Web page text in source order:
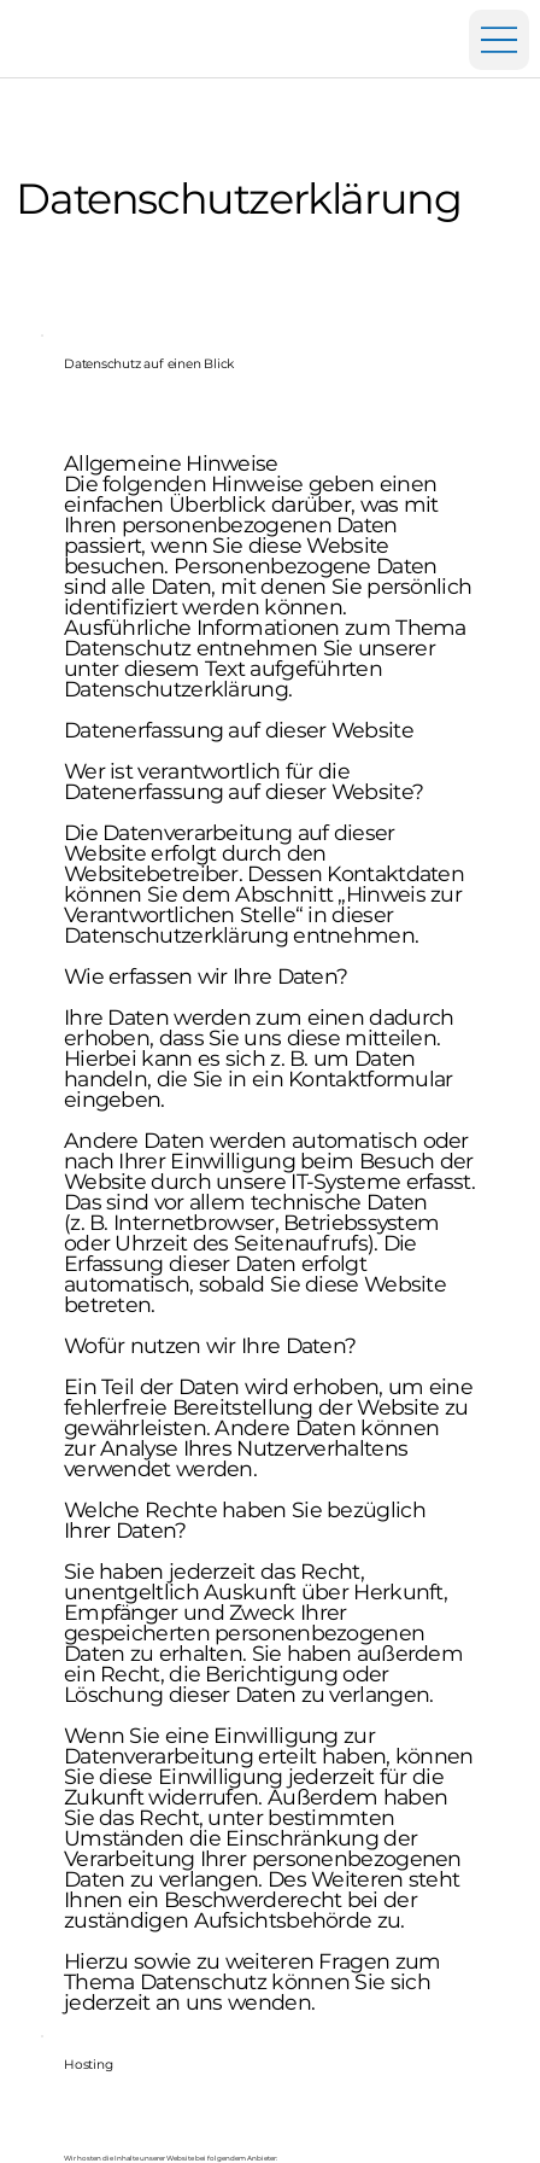
Datenschutzerklärung
Datenschutz auf einen Blick
Allgemeine Hinweise
Die folgenden Hinweise geben einen
einfachen Überblick darüber, was mit
Ihren personenbezogenen Daten
passiert, wenn Sie diese Website
besuchen. Personenbezogene Daten
sind alle Daten, mit denen Sie persönlich
identifiziert werden können.
Ausführliche Informationen zum Thema
Datenschutz entnehmen Sie unserer
unter diesem Text aufgeführten
Datenschutzerklärung.
Datenerfassung auf dieser Website
Wer ist verantwortlich für die
Datenerfassung auf dieser Website?
Die Datenverarbeitung auf dieser
Website erfolgt durch den
Websitebetreiber. Dessen Kontaktdaten
können Sie dem Abschnitt „Hinweis zur
Verantwortlichen Stelle“ in dieser
Datenschutzerklärung entnehmen.
Wie erfassen wir Ihre Daten?
Ihre Daten werden zum einen dadurch
erhoben, dass Sie uns diese mitteilen.
Hierbei kann es sich z. B. um Daten
handeln, die Sie in ein Kontaktformular
eingeben.
Andere Daten werden automatisch oder
nach Ihrer Einwilligung beim Besuch der
Website durch unsere IT-Systeme erfasst.
Das sind vor allem technische Daten
(z. B. Internetbrowser, Betriebssystem
oder Uhrzeit des Seitenaufrufs). Die
Erfassung dieser Daten erfolgt
automatisch, sobald Sie diese Website
betreten.
Wofür nutzen wir Ihre Daten?
Ein Teil der Daten wird erhoben, um eine
fehlerfreie Bereitstellung der Website zu
gewährleisten. Andere Daten können
zur Analyse Ihres Nutzerverhaltens
verwendet werden.
Welche Rechte haben Sie bezüglich
Ihrer Daten?
Sie haben jederzeit das Recht,
unentgeltlich Auskunft über Herkunft,
Empfänger und Zweck Ihrer
gespeicherten personenbezogenen
Daten zu erhalten. Sie haben außerdem
ein Recht, die Berichtigung oder
Löschung dieser Daten zu verlangen.
Wenn Sie eine Einwilligung zur
Datenverarbeitung erteilt haben, können
Sie diese Einwilligung jederzeit für die
Zukunft widerrufen. Außerdem haben
Sie das Recht, unter bestimmten
Umständen die Einschränkung der
Verarbeitung Ihrer personenbezogenen
Daten zu verlangen. Des Weiteren steht
Ihnen ein Beschwerderecht bei der
zuständigen Aufsichtsbehörde zu.
Hierzu sowie zu weiteren Fragen zum
Thema Datenschutz können Sie sich
jederzeit an uns wenden.
Hosting
Wir hosten die Inhalte unserer Website bei folgendem Anbieter: